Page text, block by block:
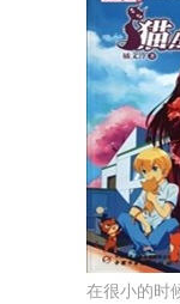
在很小的时